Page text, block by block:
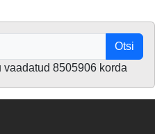
Otsi
8505906 korda